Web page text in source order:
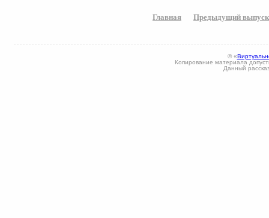
Главная Предыдущий выпуск
© «
Копирование материала
Данный